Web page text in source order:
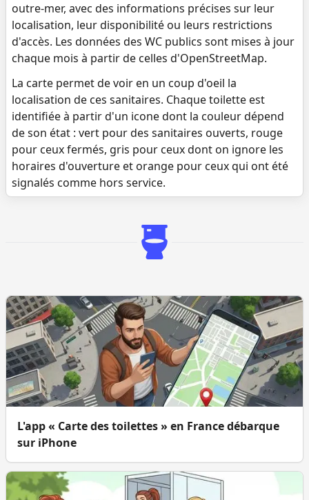
outre-mer, avec des informations précises sur leur
localisation, leur disponibilité ou leurs restrictions
d'accès. Les données des WC publics sont mises à jour
chaque mois à partir de celles d'OpenStreetMap.
La carte permet de voir en un coup d'oeil la
localisation de ces sanitaires. Chaque toilette est
identifiée à partir d'un icone dont la couleur dépend
de son état : vert pour des sanitaires ouverts, rouge
pour ceux fermés, gris pour ceux dont on ignore les
horaires d'ouverture et orange pour ceux qui ont été
signalés comme hors service.
L'app « Carte des toilettes » en France débarque
sur iPhone